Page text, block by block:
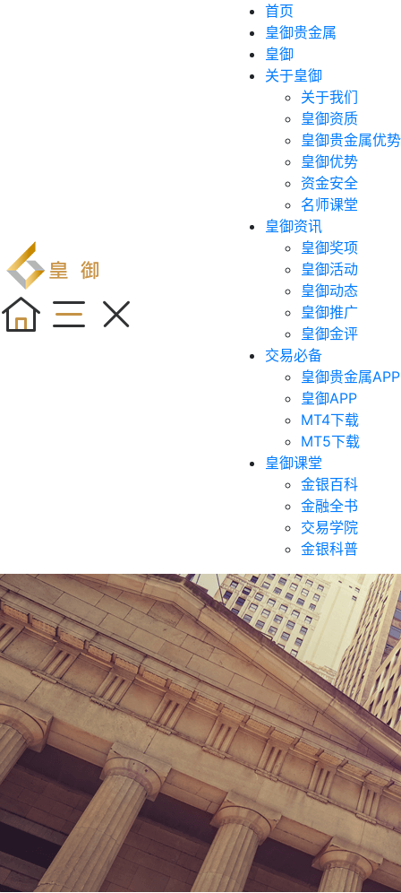
首页
皇御贵金属
皇御
关于皇御
关于我们
皇御资质
皇御贵金属优势
皇御优势
资金安全
名师课堂
皇御资讯
皇御奖项
皇御活动
皇御动态
皇御推广
皇御金评
交易必备
皇御贵金属APP
皇御APP
MT4下载
MT5下载
皇御课堂
金银百科
金融全书
交易学院
金银科普